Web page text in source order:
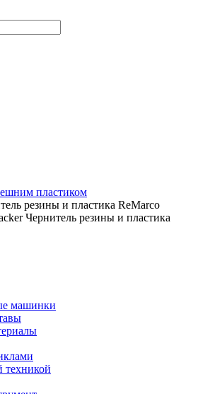
пластиком
резины и пластика ReMarco
Чернитель резины и пластика
машинки
техникой